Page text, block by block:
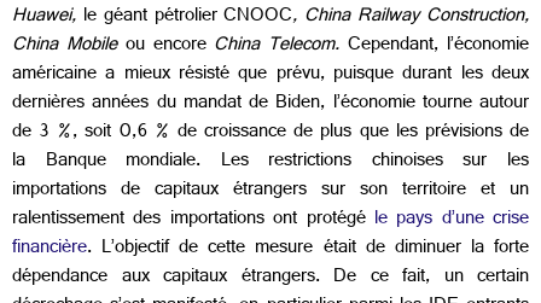
Huawei, le géant pétrolierCNOOC, China Railway Construction,
China Mobileou encoreChina Telecom. Cependant, l’économie
américaine a mieux résisté que prévu, puisque durant les deux
dernières années du mandat de Biden, l’économie tourne autour
de 3 %, soit 0,6 % de croissance de plus que les prévisions de
la Banque mondiale. Les restrictions chinoises sur les
importations de capitaux étrangers sur son territoire et un
ralentissement des importations ont protégéle pays d’une crise
financière. L’objectif de cette mesure était de diminuer la forte
dépendance aux capitaux étrangers. De ce fait, un certain